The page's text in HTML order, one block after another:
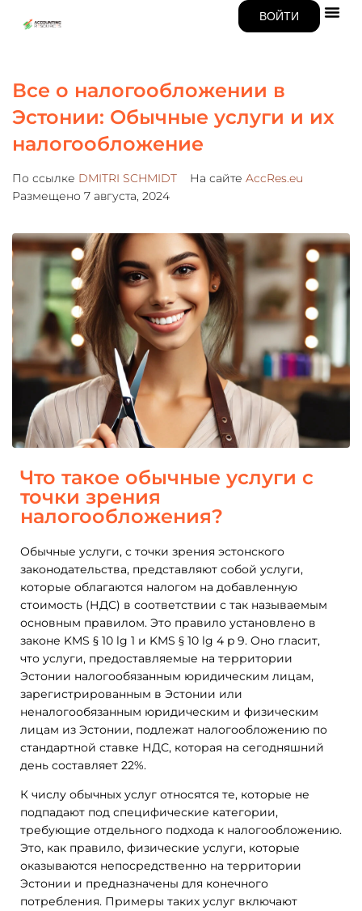
ВОЙТИ
Все о налогообложении в
Эстонии: Обычные услуги и их
налогообложение
По ссылке DMITRI SCHMIDT На сайте AccRes.eu
Размещено 7 августа, 2024
Что такое обычные услуги с
точки зрения
налогообложения?
Обычные услуги, с точки зрения эстонского
законодательства, представляют собой услуги,
которые облагаются налогом на добавленную
стоимость (НДС) в соответствии с так называемым
основным правилом. Это правило установлено в
законе KMS § 10 lg 1 и KMS § 10 lg 4 p 9. Оно гласит,
что услуги, предоставляемые на территории
Эстонии налогообязанным юридическим лицам,
зарегистрированным в Эстонии или
неналогообязанным юридическим и физическим
лицам из Эстонии, подлежат налогообложению по
стандартной ставке НДС, которая на сегодняшний
день составляет 22%.
К числу обычных услуг относятся те, которые не
подпадают под специфические категории,
требующие отдельного подхода к налогообложению.
Это, как правило, физические услуги, которые
оказываются непосредственно на территории
Эстонии и предназначены для конечного
потребления. Примеры таких услуг включают